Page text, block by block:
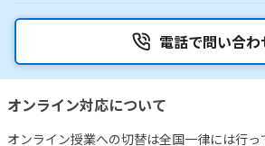
電話で問い合わ
オンライン対応について
オンライン授業への切替は全国一律には行